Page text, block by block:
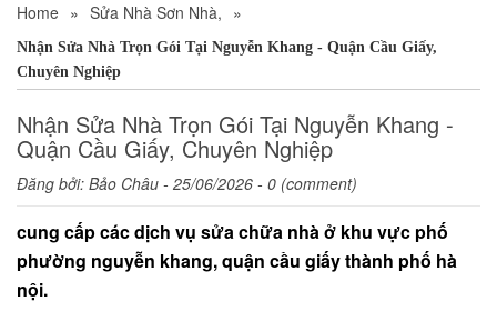
Home » Sửa Nhà Sơn Nhà, »
Nhận Sửa Nhà Trọn Gói Tại Nguyễn Khang - Quận Cầu Giấy,
Chuyên Nghiệp
Nhận Sửa Nhà Trọn Gói Tại Nguyễn Khang -
Quận Cầu Giấy, Chuyên Nghiệp
Đăng bởi: Bảo Châu - 25/06/2026 - 0 (comment)
cung cấp các dịch vụ sửa chữa nhà ở khu vực phố
phường nguyễn khang, quận cầu giấy thành phố hà
nội.